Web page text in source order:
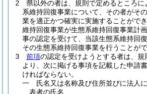
2
県以外の者は、規則で定めるところ
系維持回復事業について、その者がそ
業を適正かつ確実に実施することがで
維持回復事業が生態系維持回復事業計
事の認定を受けて、当該生態系維持回
その生態系維持回復事業を行うことがで
3
前項の認定を受けようとする者は、規
より、次に掲げる事項を記載した申請
ければならない。
一
氏名又は名称及び住所並びに法人
表者の氏名